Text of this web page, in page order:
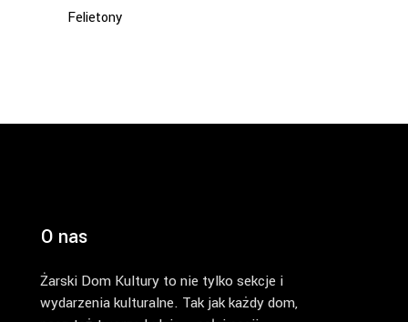
Felietony
O nas
Żarski Dom Kultury to nie tylko sekcje i
wydarzenia kulturalne. Tak jak każdy dom,